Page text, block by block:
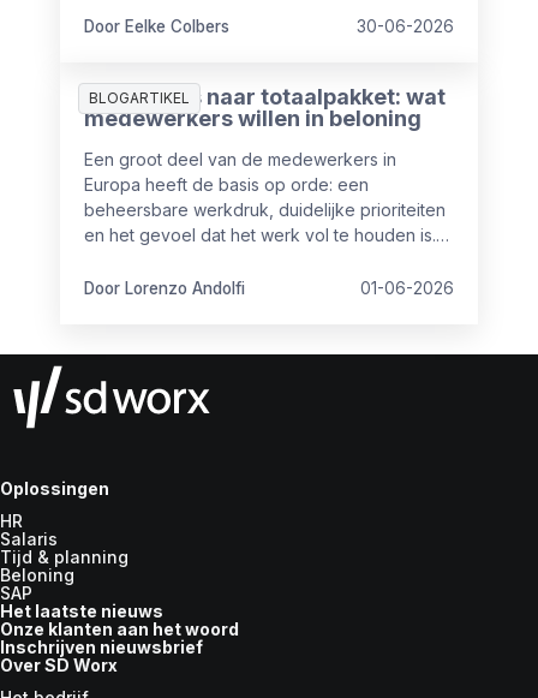
Door Eelke Colbers 30-06-2026
BLOGARTIKEL
Van salaris naar totaalpakket: wat
medewerkers willen in beloning
Een groot deel van de medewerkers in
Europa heeft de basis op orde: een
beheersbare werkdruk, duidelijke prioriteiten
en het gevoel dat het werk vol te houden is.
orde.
Door Lorenzo Andolfi 01-06-2026
Oplossingen
HR
Salaris
Tijd & planning
Beloning
SAP
Het laatste nieuws
Onze klanten aan het woord
Inschrijven nieuwsbrief
Over SD Worx